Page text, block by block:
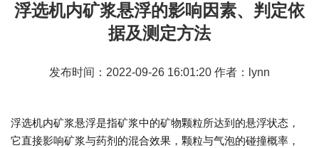
浮选机内矿浆悬浮的影响因素、判定依
据及测定方法
发布时间：2022-09-26 16:01:20 作者：lynn
浮选机内矿浆悬浮是指矿浆中的矿物颗粒所达到的悬浮状态，
它直接影响矿浆与药剂的混合效果，颗粒与气泡的碰撞概率，